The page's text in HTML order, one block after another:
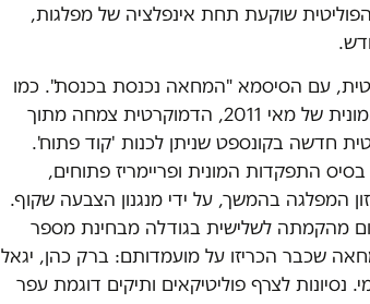
הפוליטית שוקעת תחת אינפלציה של מפלגות,
עם הסיסמא "המחאה נכנסת בכנסת". כמו
מפלגת פודמוס בספרד, ילידת המחאה ההמונית של מאי 2011, הדמוקרטית צמחה מתוך
חדשה בקונספט שניתן לכנות 'קוד פתוח'.
התפקדות המונית ופריימריז פתוחים,
המפלגה בהמשך, על ידי מנגנון הצבעה שקוף.
השמאל הספרדית הפכה תוך 20 יום מהקמתה לשלישית בגודלה מבחינת מספר
שכבר הכריזו על מועמדותם: ברק כהן, יגאל
נסיונות לצרף פוליטיקאים ותיקים דוגמת עפר